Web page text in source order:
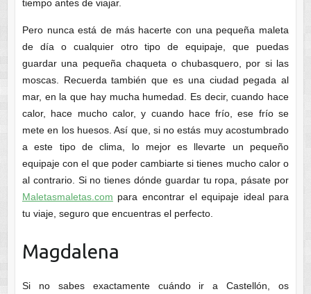
tiempo antes de viajar.
Pero nunca está de más hacerte con una pequeña maleta
de día o cualquier otro tipo de equipaje, que puedas
guardar una pequeña chaqueta o chubasquero, por si las
moscas. Recuerda también que es una ciudad pegada al
mar, en la que hay mucha humedad. Es decir, cuando hace
calor, hace mucho calor, y cuando hace frío, ese frío se
mete en los huesos. Así que, si no estás muy acostumbrado
a este tipo de clima, lo mejor es llevarte un pequeño
equipaje con el que poder cambiarte si tienes mucho calor o
al contrario. Si no tienes dónde guardar tu ropa, pásate por
Maletasmaletas.com para encontrar el equipaje ideal para
tu viaje, seguro que encuentras el perfecto.
Magdalena
Si no sabes exactamente cuándo ir a Castellón, os